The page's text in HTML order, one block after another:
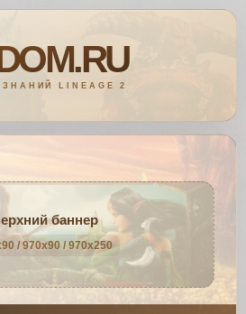
баннер
/ 970x90 / 970x250